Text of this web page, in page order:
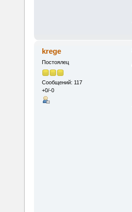
krege
Постоялец
Сообщений: 117
+0/-0